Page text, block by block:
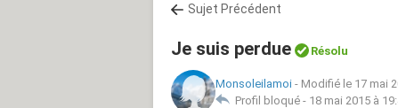
Sujet Précédent
Je suis perdue Résolu
Monsoleilamoi - Modifié le 17 mai
Profil bloqué - 18 mai 2015 à